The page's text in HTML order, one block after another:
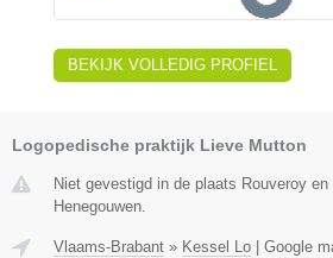
BEKIJK VOLLEDIG PROFIEL
Logopedische praktijk Lieve Mutton
Niet gevestigd in de plaats Rouveroy
Henegouwen.
Vlaams-Brabant » Kessel Lo Google